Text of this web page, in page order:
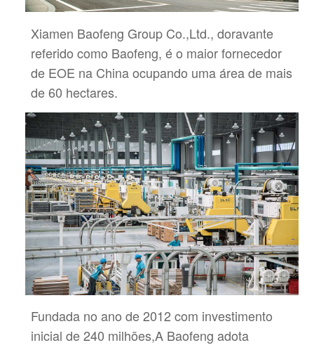
Xiamen Baofeng Group Co.,Ltd., doravante
referido como Baofeng, é o maior fornecedor
de EOE na Chinaocupando uma área de mais
de 60 hectares.
Fundada no ano de 2012 com investimento
inicial de 240 milhões,A Baofeng adota